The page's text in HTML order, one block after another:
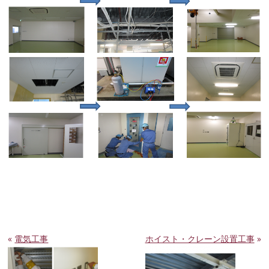
« 電気工事 ホイスト・クレーン設置工事»